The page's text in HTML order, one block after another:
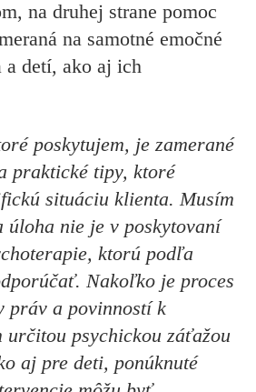
na druhej strane pomoc
na samotné emočné
a detí, ako aj ich
poskytujem, je zamerané
praktické tipy, ktoré
situáciu klienta. Musím
úloha nie je v poskytovaní
ktorú podľa
Nakoľko je proces
práv a povinností k
určitou psychickou záťažou
aj pre deti, ponúknuté